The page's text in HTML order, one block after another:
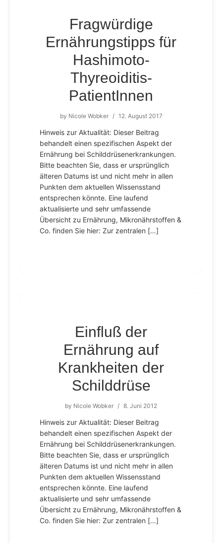
Fragwürdige
Ernährungstipps für
Hashimoto-
Thyreoiditis-
PatientInnen
by Nicole Wobker / 12. August 2017
Hinweis zur Aktualität: Dieser Beitrag
behandelt einen spezifischen Aspekt der
Ernährung bei Schilddrüsenerkrankungen.
Bitte beachten Sie, dass er ursprünglich
älteren Datums ist und nicht mehr in allen
Punkten dem aktuellen Wissensstand
entsprechen könnte. Eine laufend
aktualisierte und sehr umfassende
Übersicht zu Ernährung, Mikronährstoffen &
Co. finden Sie hier: Zur zentralen […]
Einfluß der
Ernährung auf
Krankheiten der
Schilddrüse
by Nicole Wobker / 8. Juni 2012
Hinweis zur Aktualität: Dieser Beitrag
behandelt einen spezifischen Aspekt der
Ernährung bei Schilddrüsenerkrankungen.
Bitte beachten Sie, dass er ursprünglich
älteren Datums ist und nicht mehr in allen
Punkten dem aktuellen Wissensstand
entsprechen könnte. Eine laufend
aktualisierte und sehr umfassende
Übersicht zu Ernährung, Mikronährstoffen &
Co. finden Sie hier: Zur zentralen […]